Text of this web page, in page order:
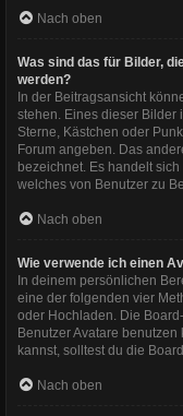
Nach oben
Was sind das für Bilder,
werden?
In der Beitragsansicht
stehen. Eines dieser Bilder
Sterne, Kästchen oder
Forum angeben. Das
bezeichnet. Es handelt
welches von Benutzer zu
Nach oben
Wie verwende ich einen
In deinem persönlichen
eine der folgenden vier
oder Hochladen. Die
Benutzer Avatare
kannst, solltest du die
Nach oben